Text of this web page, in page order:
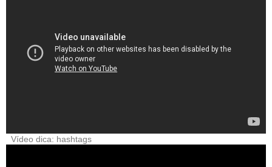
Vídeo dica: hashtags